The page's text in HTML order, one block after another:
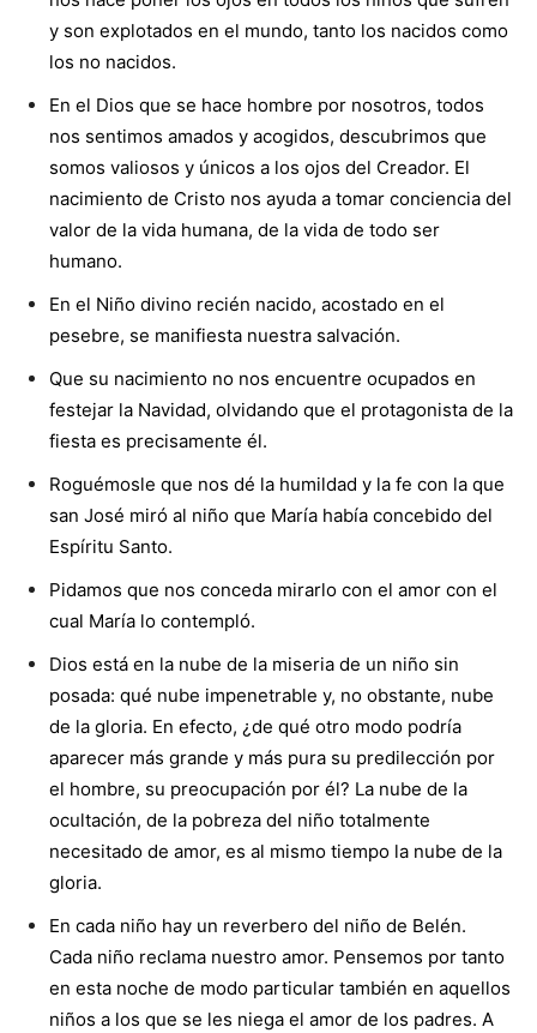
y son explotados en el mundo, tanto los nacidos como
los no nacidos.
En el Dios que se hace hombre por nosotros, todos
nos sentimos amados y acogidos, descubrimos que
somos valiosos y únicos a los ojos del Creador. El
nacimiento de Cristo nos ayuda a tomar conciencia del
valor de la vida humana, de la vida de todo ser
humano.
En el Niño divino recién nacido, acostado en el
pesebre, se manifiesta nuestra salvación.
Que su nacimiento no nos encuentre ocupados en
festejar la Navidad, olvidando que el protagonista de la
fiesta es precisamente él.
Roguémosle que nos dé la humildad y la fe con la que
san José miró al niño que María había concebido del
Espíritu Santo.
Pidamos que nos conceda mirarlo con el amor con el
cual María lo contempló.
Dios está en la nube de la miseria de un niño sin
posada: qué nube impenetrable y, no obstante, nube
de la gloria. En efecto, ¿de qué otro modo podría
aparecer más grande y más pura su predilección por
el hombre, su preocupación por él? La nube de la
ocultación, de la pobreza del niño totalmente
necesitado de amor, es al mismo tiempo la nube de la
gloria.
En cada niño hay un reverbero del niño de Belén.
Cada niño reclama nuestro amor. Pensemos por tanto
en esta noche de modo particular también en aquellos
niños a los que se les niega el amor de los padres. A